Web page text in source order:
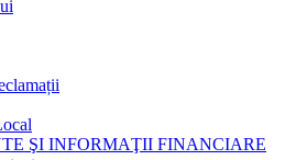
ŞI INFORMAŢII FINANCIARE